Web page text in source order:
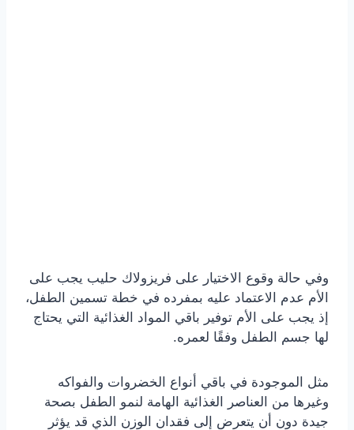
وفي حالة وقوع الاختيار على فريزولاك حليب يجب على
الأم عدم الاعتماد عليه بمفرده في خطة تسمين الطفل،
إذ يجب على الأم توفير باقي المواد الغذائية التي يحتاج
لها جسم الطفل وفقًا لعمره.
مثل الموجودة في باقي أنواع الخضروات والفواكه
وغيرها من العناصر الغذائية الهامة لنمو الطفل بصحة
جيدة دون أن يتعرض إلى فقدان الوزن الذي قد يؤثر